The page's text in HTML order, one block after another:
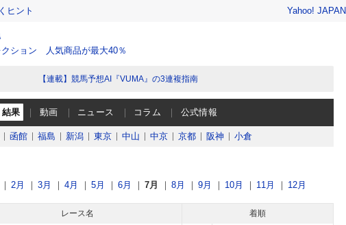
ヒント Yahoo! JAPAN
クション 人気商品が最大40％
【連載】競馬予想AI『VUMA』の3連複指南
結果 動画 ニュース コラム 公式情報
函館 福島 新潟 東京 中山 中京 京都 阪神 小倉
2月 3月 4月 5月 6月 7月 8月 9月 10月 11月 12月
レース名 着順